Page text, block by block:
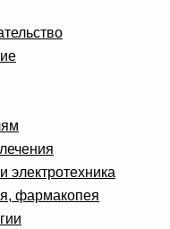
электротехника
фармакопея